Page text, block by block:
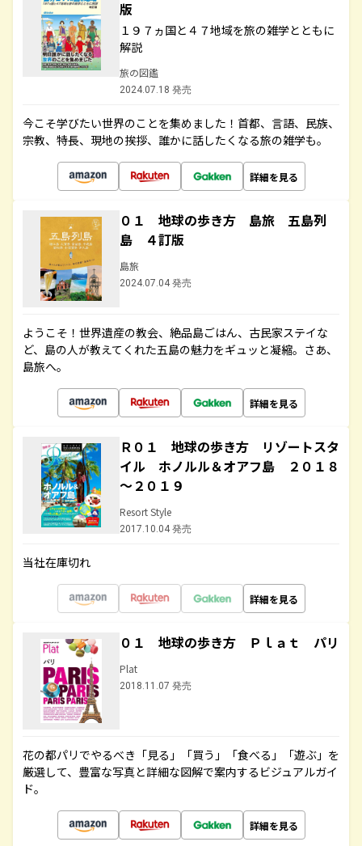
版
１９７ヵ国と４７地域を旅の雑学とともに
解説
旅の図鑑
2024.07.18 発売
今こそ学びたい世界のことを集めました！首都、言語、民族、
宗教、特長、現地の挨拶、誰かに話したくなる旅の雑学も。
詳細を見る
０１ 地球の歩き方 島旅 五島列
島 ４訂版
島旅
2024.07.04 発売
ようこそ！世界遺産の教会、絶品島ごはん、古民家ステイな
ど、島の人が教えてくれた五島の魅力をギュッと凝縮。さあ、
島旅へ。
詳細を見る
Ｒ０１ 地球の歩き方 リゾートスタ
イル ホノルル＆オアフ島 ２０１８
～２０１９
Resort Style
2017.10.04 発売
当社在庫切れ
詳細を見る
０１ 地球の歩き方 Ｐｌａｔ パリ
Plat
2018.11.07 発売
花の都パリでやるべき「見る」「買う」「食べる」「遊ぶ」を
厳選して、豊富な写真と詳細な図解で案内するビジュアルガイ
ド。
詳細を見る